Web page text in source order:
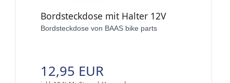
Bordsteckdose mit Halter 12V
Bordsteckdose von BAAS bike parts
12,95 EUR